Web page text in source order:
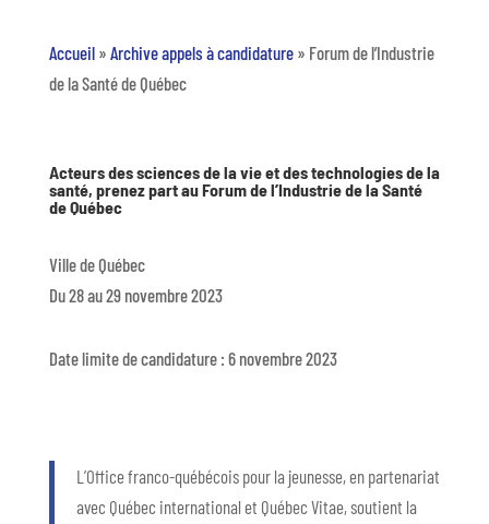
Accueil» Archive appels à candidature» Forum de l’Industrie
de la Santé de Québec
Acteurs des sciences de la vie et des technologies de la
santé, prenez part au Forum de l’Industrie de la Santé
de Québec
Ville de Québec
Du28 au 29 novembre 2023
Date limite de candidature : 6 novembre 2023
L’Office franco-québécois pour la jeunesse, en partenariat
avec Québec international et Québec Vitae, soutient la